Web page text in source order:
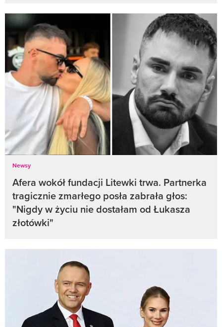
Newsy
Afera wokół fundacji Litewki trwa. Partnerka
tragicznie zmarłego posła zabrała głos:
"Nigdy w życiu nie dostałam od Łukasza
złotówki"